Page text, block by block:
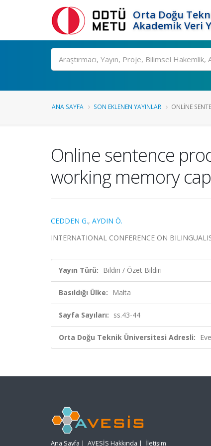
Orta Doğu
Akademik Veri
Ara
ANA SAYFA SON EKLENEN YAYINLAR ONLINE
Online sentence
working memory
CEDDEN G., AYDIN Ö.
INTERNATIONAL CONFERENCE ON
Yayın Türü: Bildiri / Özet Bildiri
Basıldığı Ülke: Malta
Sayfa Sayıları: ss.43-44
Orta Doğu Teknik Üniversitesi Adresli:
Ana Sayfa | AVESİS Hakkında | İletişim